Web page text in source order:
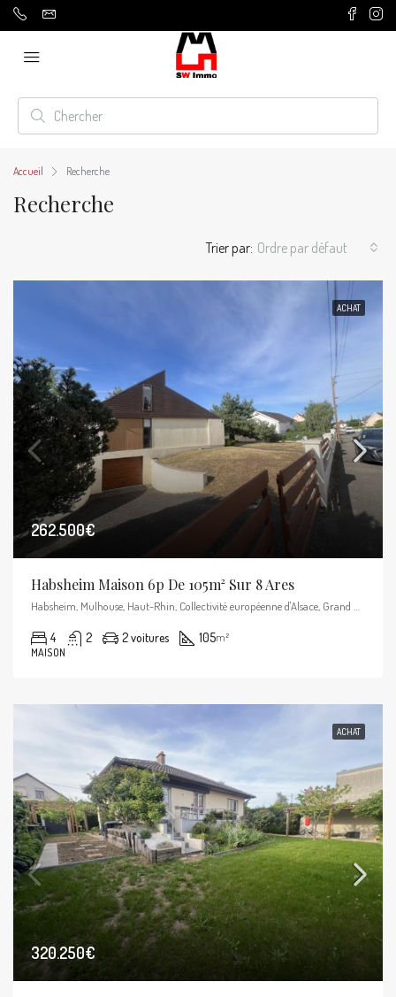
Accueil Recherche
Recherche
Trier par: Ordre par défaut
ACHAT
262.500€
Habsheim Maison 6p De 105m² Sur 8 Ares
4 2 2 voitures 105m²
MAISON
ACHAT
320.250€